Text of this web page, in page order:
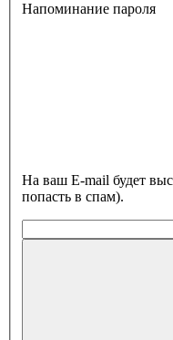
Напоминание пароля
На ваш E-mail будет
попасть в спам).